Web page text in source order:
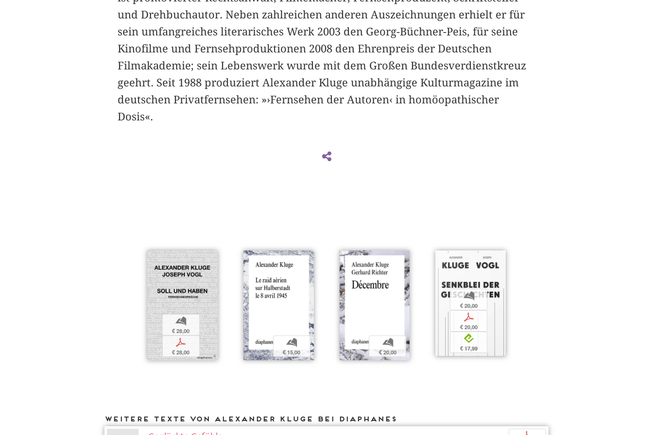
und Drehbuchautor. Neben zahlreichen anderen Auszeichnungen erhielt er für
sein umfangreiches literarisches Werk 2003 den Georg-Büchner-Peis, für seine
Kinofilme und Fernsehproduktionen 2008 den Ehrenpreis der Deutschen
Filmakademie; sein Lebenswerk wurde mit dem Großen Bundesverdienstkreuz
geehrt. Seit 1988 produziert Alexander Kluge unabhängige Kulturmagazine im
deutschen Privatfernsehen: »›Fernsehen der Autoren‹ in homöopathischer
Dosis«.
b
€ 28,00
p
€ 28,00
b
€ 15,00
b
€ 20,00
b
€ 20,00
p
€ 20,00
e
€ 17,99
Weitere Texte von Alexander Kluge bei DIAPHANES